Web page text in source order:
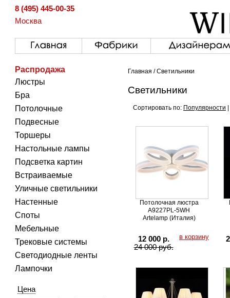
8 (495) 445-00-35
Москва
Распродажа
Люстры
Бра
Потолочные
Подвесные
Торшеры
Настольные лампы
Подсветка картин
Встраиваемые
Уличные светильники
Настенные
Споты
Мебельные
Трековые системы
Светодиодные ленты
Лампочки
Цена
Главная / Светильники
Светильники
Сортировать по: Популярности
Потолочная люстра
A9227PL-5WH
Artelamp (Италия)
12 000 р.
24 000 руб.
в корзину